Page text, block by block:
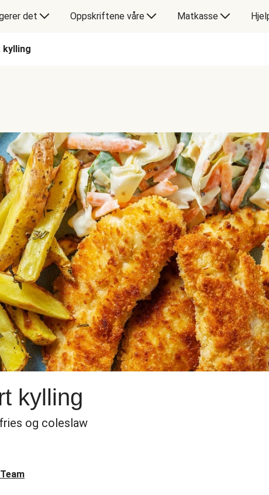
det Oppskriftene våre Matkasse
kylling
kylling
og coleslaw